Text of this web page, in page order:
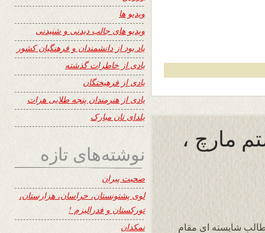
مارچ ،
شايسته اى مقام
ویدیو ها
ویدیو های جالب دیدنی و شنیدنی
یاد بود از دانشمندان و فرهنگیان کشور
یادی از خاطرات گذشته
یادی از فرهیختگان
یادی از هنرمندان پنجه طلایی هرات
یلدای تان مبارک
نوشته‌های تازه
صحبت پیران
لوی پشتونستان، خراسان، هزارستان،
تورکستان و فدرالیزم !
نمکدان